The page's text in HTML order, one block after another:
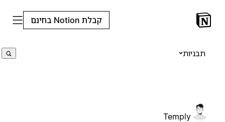
קבלת Notion בחינם
תבניות
Temply